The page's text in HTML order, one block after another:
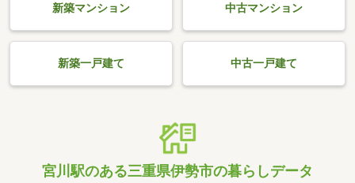
新築マンション 中古マンション
新築一戸建て 中古一戸建て
宮川駅のある三重県伊勢市の暮らしデータ